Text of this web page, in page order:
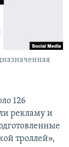
126
рекламу и
троллей»,